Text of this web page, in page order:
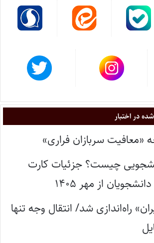
در اختبار
«معافیت سربازان فراری»
چیست؟ جزئیات کارت
از مهر ۱۴۰۵
راه‌اندازی شد/ انتقال وجه تنها